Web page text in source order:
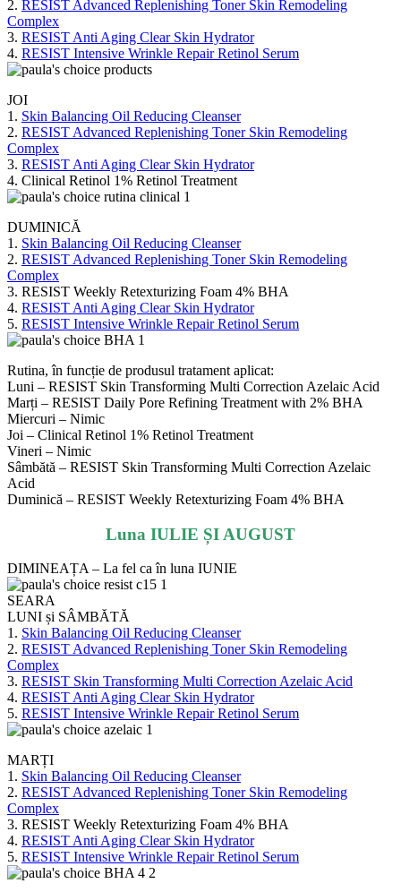
2. RESIST Advanced Replenishing Toner Skin Remodeling
Complex
3. RESIST Anti Aging Clear Skin Hydrator
4. RESIST Intensive Wrinkle Repair Retinol Serum
JOI
1. Skin Balancing Oil Reducing Cleanser
2. RESIST Advanced Replenishing Toner Skin Remodeling
Complex
3. RESIST Anti Aging Clear Skin Hydrator
4. Clinical Retinol 1% Retinol Treatment
DUMINICĂ
1. Skin Balancing Oil Reducing Cleanser
2. RESIST Advanced Replenishing Toner Skin Remodeling
Complex
3. RESIST Weekly Retexturizing Foam 4% BHA
4. RESIST Anti Aging Clear Skin Hydrator
5. RESIST Intensive Wrinkle Repair Retinol Serum
Rutina, în funcție de produsul tratament aplicat:
Luni – RESIST Skin Transforming Multi Correction Azelaic Acid
Marți – RESIST Daily Pore Refining Treatment with 2% BHA
Miercuri – Nimic
Joi – Clinical Retinol 1% Retinol Treatment
Vineri – Nimic
Sâmbătă – RESIST Skin Transforming Multi Correction Azelaic
Acid
Duminică – RESIST Weekly Retexturizing Foam 4% BHA
Luna IULIE ȘI AUGUST
DIMINEAȚA – La fel ca în luna IUNIE
SEARA
LUNI și SÂMBĂTĂ
1. Skin Balancing Oil Reducing Cleanser
2. RESIST Advanced Replenishing Toner Skin Remodeling
Complex
3. RESIST Skin Transforming Multi Correction Azelaic Acid
4. RESIST Anti Aging Clear Skin Hydrator
5. RESIST Intensive Wrinkle Repair Retinol Serum
MARȚI
1. Skin Balancing Oil Reducing Cleanser
2. RESIST Advanced Replenishing Toner Skin Remodeling
Complex
3. RESIST Weekly Retexturizing Foam 4% BHA
4. RESIST Anti Aging Clear Skin Hydrator
5. RESIST Intensive Wrinkle Repair Retinol Serum